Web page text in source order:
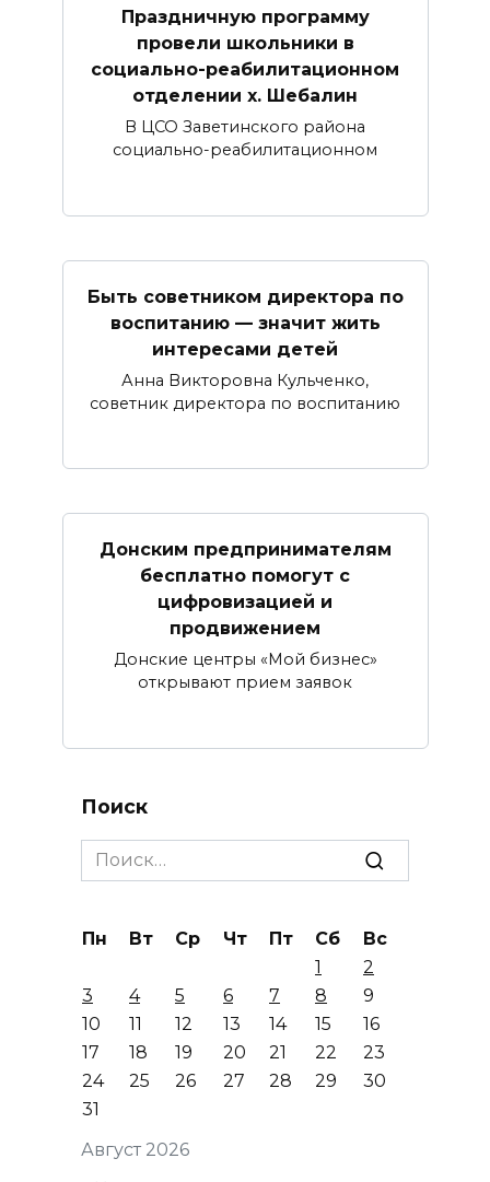
Праздничную программу
провели школьники в
социально-реабилитационном
отделении х. Шебалин
В ЦСО Заветинского района
социально-реабилитационном
Быть советником директора по
воспитанию — значит жить
интересами детей
Анна Викторовна Кульченко,
советник директора по воспитанию
Донским предпринимателям
бесплатно помогут с
цифровизацией и
продвижением
Донские центры «Мой бизнес»
открывают прием заявок
Поиск
Search
for:
Август 2026
Пн Вт Ср Чт Пт Сб
Вс
1
2
3
4 5 6 7 8
9
10
11 12 13 14 15
16
17
18 19 20 21 22
23
24
25 26 27 28 29
30
31